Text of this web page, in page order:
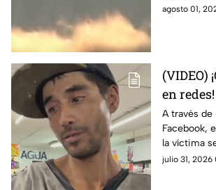
que no
agosto 01,
(VIDEO)
en
de José
movido
cayó en
A través de
Facebook,
la víctima
caer y
julio 31, 2026